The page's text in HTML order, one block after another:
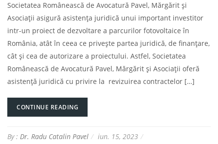
Societatea Românească de Avocatură Pavel, Mărgărit și
Asociații asigură asistența juridică unui important investitor
intr-un proiect de dezvoltare a parcurilor fotovoltaice în
România, atât în ceea ce privește partea juridică, de finanțare,
cât și cea de autorizare a proiectului. Astfel, Societatea
Românească de Avocatură Pavel, Mărgărit și Asociații oferă
asistență juridică cu privire la revizuirea contractelor […]
CONTINUE READING
By : Dr. Radu Catalin Pavel iun. 15, 2023